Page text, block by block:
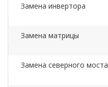
Замена инвертора
Замена матрицы
Замена северного моста